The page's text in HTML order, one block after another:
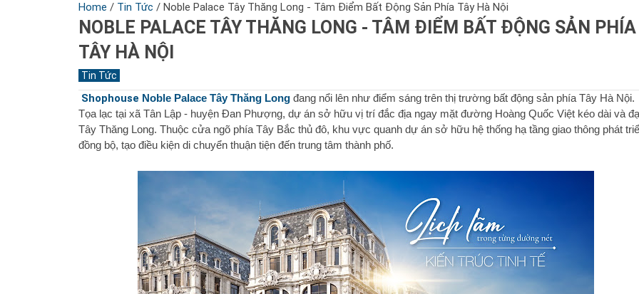
Home / Tin Tức / Noble Palace Tây Thăng Long - Tâm Điểm Bất Động Sản Phía Tây Hà Nội
NOBLE PALACE TÂY THĂNG LONG - TÂM ĐIỂM BẤT ĐỘNG SẢN PHÍA
TÂY HÀ NỘI
Tin Tức
Shophouse Noble Palace Tây Thăng Long đang nổi lên như điểm sáng trên thị trường bất động sản phía Tây Hà Nội.
Tọa lạc tại xã Tân Lập - huyện Đan Phượng, dự án sở hữu vị trí đắc địa ngay mặt đường Hoàng Quốc Việt kéo dài và
Tây Thăng Long. Thuộc cửa ngõ phía Tây Bắc thủ đô, khu vực quanh dự án sở hữu hệ thống hạ tầng giao thông phát
đồng bộ, tạo điều kiện di chuyển thuận tiện đến trung tâm thành phố.